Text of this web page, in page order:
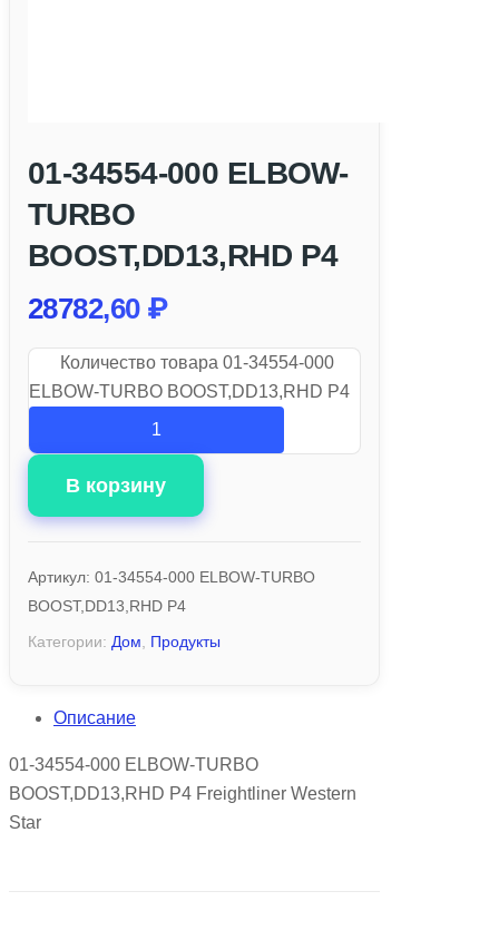
01-34554-000 ELBOW-
TURBO
BOOST,DD13,RHD P4
28782,60 ₽
Количество товара 01-34554-000
ELBOW-TURBO BOOST,DD13,RHD P4
В корзину
Артикул: 01-34554-000 ELBOW-TURBO
BOOST,DD13,RHD P4
Категории: Дом Продукты
Описание
01-34554-000 ELBOW-TURBO
BOOST,DD13,RHD P4 Freightliner Western
Star